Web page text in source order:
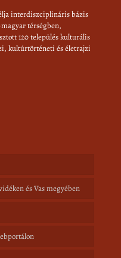
interdiszciplináris bázis
térségben,
120 település kulturális
kultúrtörténeti és életrajzi
és Vas megyében